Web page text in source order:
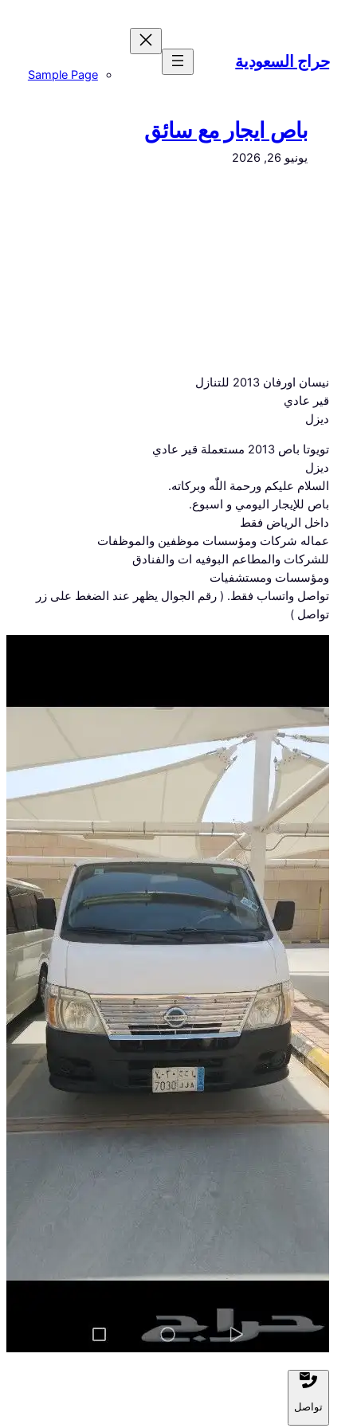
المحتوى
حراج السعودية
Sample Page
باص ايجار مع سائق
يونيو 26, 2026
نيسان اورفان 2013 للتنازل
قير عادي
ديزل
تويوتا باص 2013 مستعملة قير عادي
ديزل
السلام عليكم ورحمة اللّٰه وبركاته.
باص للإيجار اليومي و اسبوع.
داخل الرياض فقط
عماله شركات ومؤسسات موظفين والموظفات
للشركات والمطاعم البوفيه ات والفنادق
ومؤسسات ومستشفيات
تواصل واتساب فقط. ( رقم الجوال يظهر عند الضغط على زر
تواصل )
تواصل